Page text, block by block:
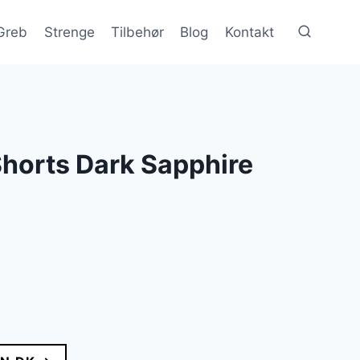
Strenge Tilbehør Blog Kontakt
Dark Sapphire